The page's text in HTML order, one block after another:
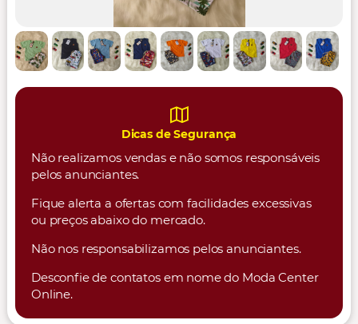
Dicas de Segurança
Não realizamos vendas e não somos responsáveis
pelos anunciantes.
Fique alerta a ofertas com facilidades excessivas
ou preços abaixo do mercado.
Não nos responsabilizamos pelos anunciantes.
Desconfie de contatos em nome do Moda Center
Online.